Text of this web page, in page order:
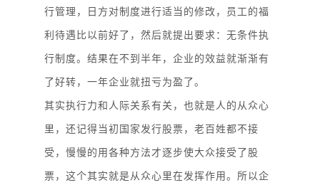
行管理，日方对制度进行适当的修改，员工的福
利待遇比以前好了，然后就提出要求：无条件执
行制度。结果在不到半年，企业的效益就渐渐有
了好转，一年企业就扭亏为盈了。
其实执行力和人际关系有关，也就是人的从众心
里，还记得当初国家发行股票，老百姓都不接
受，慢慢的用各种方法才逐步使大众接受了股
票，这个其实就是从众心里在发挥作用。所以企